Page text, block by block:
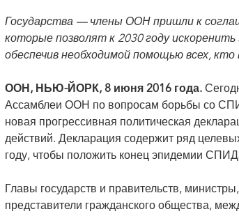
Государства — члены ООН пришли к
которые позволят к 2030 году
обеспечив необходимой помощью всех, кто
ООН, НЬЮ-ЙОРК, 8 июня 2016 года.
Ассамблеи ООН по вопросам борьбы со
новая прогрессивная политическая
действий. Декларация содержит ряд
году, чтобы положить конец эпидемии
Главы государств и правительств,
представители гражданского общества,